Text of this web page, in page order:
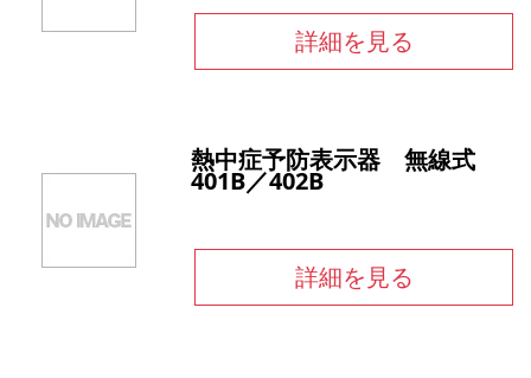
詳細を見る
熱中症予防表示器 無線式
401B／402B
詳細を見る